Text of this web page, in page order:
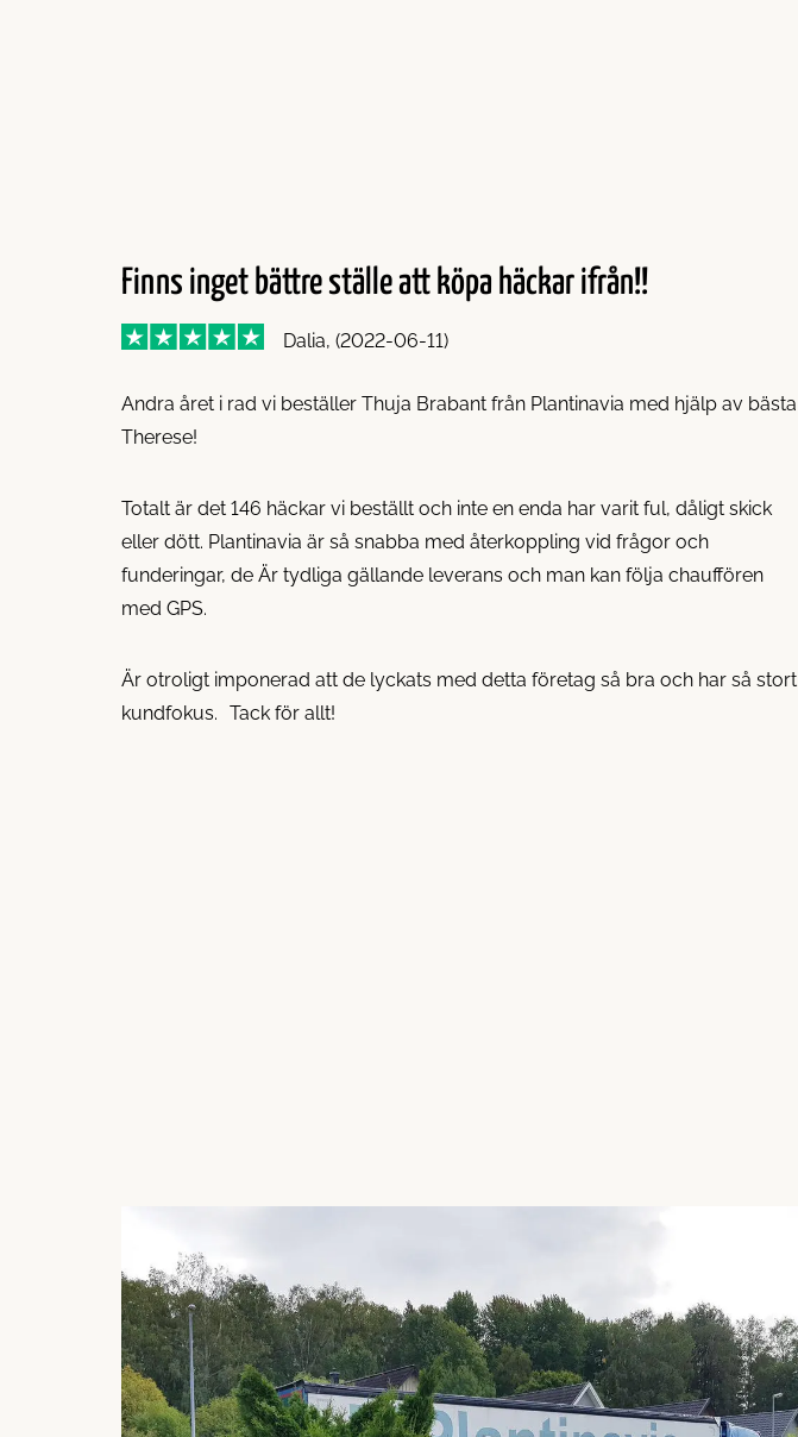
Finns inget bättre ställe att köpa häckar ifrån!!
Dalia, (2022-06-11)
Andra året i rad vi beställer Thuja Brabant från Plantinavia med hjälp av bästa
Therese!
Totalt är det 146 häckar vi beställt och inte en enda har varit ful, dåligt skick
eller dött. Plantinavia är så snabba med återkoppling vid frågor och
funderingar, de Är tydliga gällande leverans och man kan följa chauffören
med GPS.
Är otroligt imponerad att de lyckats med detta företag så bra och har så stort
kundfokus. Tack för allt!